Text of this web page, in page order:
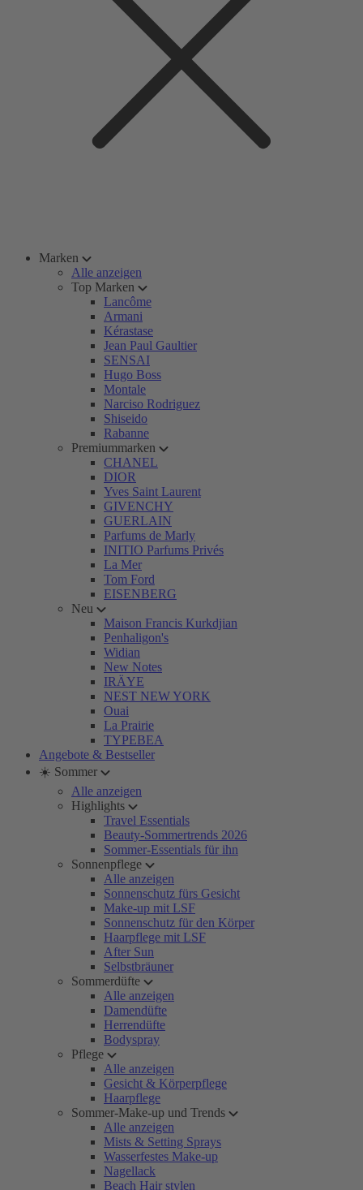
Marken
Alle anzeigen
Top Marken
Lancôme
Armani
Kérastase
Jean Paul Gaultier
SENSAI
Hugo Boss
Montale
Narciso Rodriguez
Shiseido
Rabanne
Premiummarken
CHANEL
DIOR
Yves Saint Laurent
GIVENCHY
GUERLAIN
Parfums de Marly
INITIO Parfums Privés
La Mer
Tom Ford
EISENBERG
Neu
Maison Francis Kurkdjian
Penhaligon's
Widian
New Notes
IRÄYE
NEST NEW YORK
Ouai
La Prairie
TYPEBEA
Angebote & Bestseller
☀️ Sommer
Alle anzeigen
Highlights
Travel Essentials
Beauty-Sommertrends 2026
Sommer-Essentials für ihn
Sonnenpflege
Alle anzeigen
Sonnenschutz fürs Gesicht
Make-up mit LSF
Sonnenschutz für den Körper
Haarpflege mit LSF
After Sun
Selbstbräuner
Sommerdüfte
Alle anzeigen
Damendüfte
Herrendüfte
Bodyspray
Pflege
Alle anzeigen
Gesicht & Körperpflege
Haarpflege
Sommer-Make-up und Trends
Alle anzeigen
Mists & Setting Sprays
Wasserfestes Make-up
Nagellack
Beach Hair stylen